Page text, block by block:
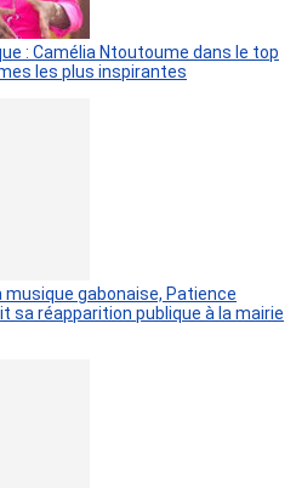
: Camélia Ntoutoume dans le top
les plus inspirantes
musique gabonaise, Patience
sa réapparition publique à la mairie